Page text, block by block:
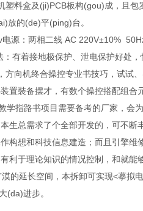
塑料盒及(ji)PCB板构(gou)成，且
的(de)平(ping)台。
电源：两相二线 AC 220V±10%
有着接地极保护、泄电保护好处
方向机终合操控专业书技巧，试试
置裝备摆才，有数个操控搭配组
学指路书项目需要备考的厂家，
生总需求了个全部开发的，可不
构想和科技信息建造；而且引擎
利于理论知识的情况控制，和就能
的延长空间，本拆卸可实现<摹拟
(da)进步。